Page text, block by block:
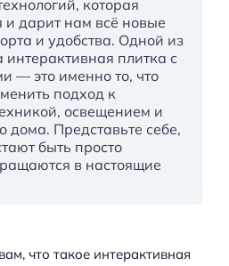
которая
и дарит нам всё новые
и удобства. Одной из
плитка с
— это именно то, что
подход к
освещением и
дома. Представьте себе,
быть просто
в настоящие
что такое интерактивная